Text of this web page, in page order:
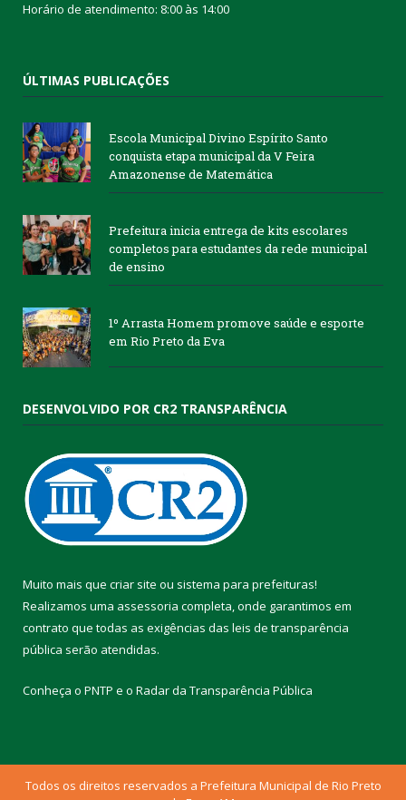
Horário de atendimento: 8:00 às 14:00
ÚLTIMAS PUBLICAÇÕES
Escola Municipal Divino Espírito Santo
conquista etapa municipal da V Feira
Amazonense de Matemática
Prefeitura inicia entrega de kits escolares
completos para estudantes da rede municipal
de ensino
1º Arrasta Homem promove saúde e esporte
em Rio Preto da Eva
DESENVOLVIDO POR CR2 TRANSPARÊNCIA
Muito mais que criar site ou sistema para prefeituras!
Realizamos uma assessoria completa, onde garantimos em
contrato que todas as exigências das leis de transparência
pública serão atendidas.
Conheça o PNTP e o Radar da Transparência Pública
Todos os direitos reservados a Prefeitura Municipal de Rio Preto